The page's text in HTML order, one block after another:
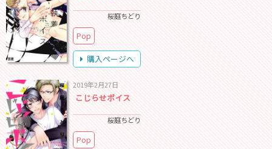
桜庭ちどり
Pop
購入ページへ
2019年2月27日
こじらせボイス
桜庭ちどり
Pop